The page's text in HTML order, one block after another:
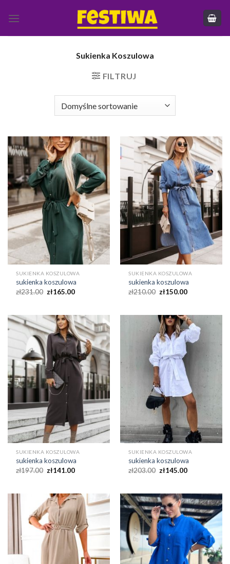
Sukienka Koszulowa
FILTRUJ
SUKIENKA KOSZULOWA
sukienka koszulowa
zł231.00 zł165.00
SUKIENKA KOSZULOWA
sukienka koszulowa
zł210.00 zł150.00
SUKIENKA KOSZULOWA
sukienka koszulowa
zł197.00 zł141.00
SUKIENKA KOSZULOWA
sukienka koszulowa
zł203.00 zł145.00